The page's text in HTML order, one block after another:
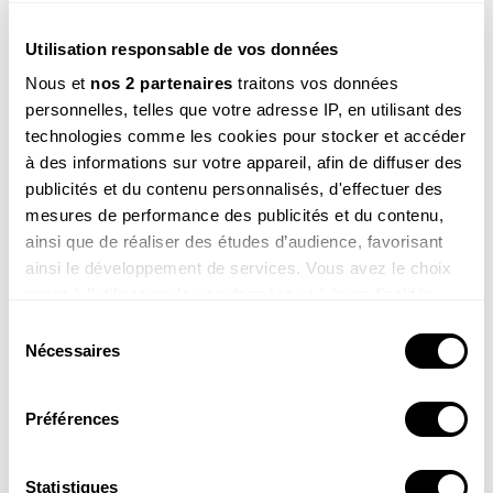
Utilisation responsable de vos données
Nous et nos 2 partenaires traitons vos données
personnelles, telles que votre adresse IP, en utilisant des
technologies comme les cookies pour stocker et accéder
à des informations sur votre appareil, afin de diffuser des
publicités et du contenu personnalisés, d'effectuer des
mesures de performance des publicités et du contenu,
ainsi que de réaliser des études d’audience, favorisant
ainsi le développement de services. Vous avez le choix
tout moment en consultant la Déclaration relative aux
cookies ou en cliquant sur l'icône de confidentialité.
Si vous le permettez, nous aimerions également :
géographique qui peuvent être précises à plusieurs
Nécessaires
Préférences
Statistiques
COMMANDER
DÉCOUVRIR TOUS NOS PRODUITS
Minute Nature : vous marchez tous les jours
Sous vos pieds se déroule un spectacle extraordinaire
Rendez-vous en compagnie de Julien Perrot, fondateur